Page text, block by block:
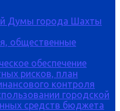
Думы города Шахты
общественные
обеспечение
рисков, план
контроля
городской
средств бюджета